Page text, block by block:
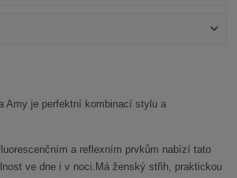
Amy je perfektní kombinací stylu a
a reflexním prvkům nabízí tato
ve dne i v noci. Má ženský střih, praktickou